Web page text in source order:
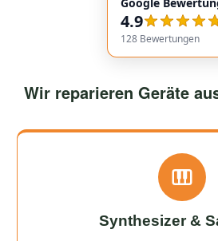
service overall was extremely
Highly
4.9
128 Bewertungen
Wir reparieren Geräte
Synthesizer &